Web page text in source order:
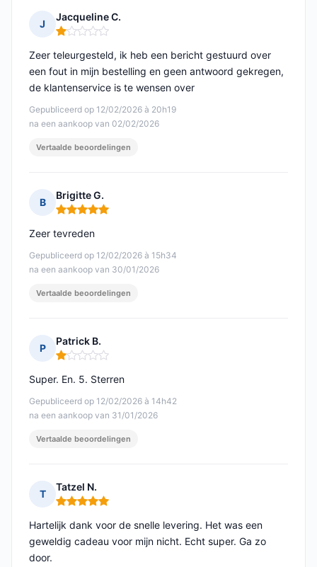
J
Jacqueline C.
Opmerking: 1 van 5
Gepubliceerd op 12/02/2026 à 20h19
na een aankoop van 02/02/2026
Zeer teleurgesteld, ik heb een bericht gestuurd over
een fout in mijn bestelling en geen antwoord gekregen,
de klantenservice is te wensen over
Vertaalde beoordelingen
B
Brigitte G.
Opmerking: 5 van 5
Gepubliceerd op 12/02/2026 à 15h34
na een aankoop van 30/01/2026
Zeer tevreden
Vertaalde beoordelingen
P
Patrick B.
Opmerking: 1 van 5
Gepubliceerd op 12/02/2026 à 14h42
na een aankoop van 31/01/2026
Super. En. 5. Sterren
Vertaalde beoordelingen
T
Tatzel N.
Opmerking: 5 van 5
Hartelijk dank voor de snelle levering. Het was een
geweldig cadeau voor mijn nicht. Echt super. Ga zo
door.